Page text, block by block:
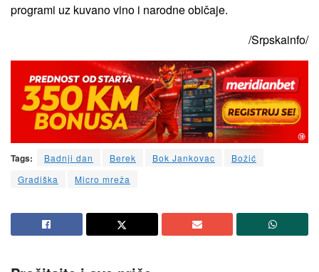
programi uz kuvano vino i narodne običaje.
/Srpskainfo/
Tags: Badnji dan Berek Bok Jankovac
Božić
Gradiška
Micro mreža